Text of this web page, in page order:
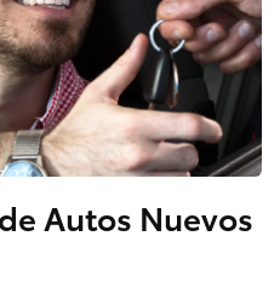
Autos Nuevos